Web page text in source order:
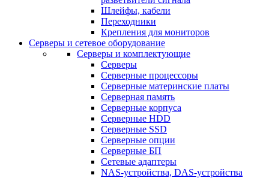
Шлейфы, кабели
Переходники
Крепления для мониторов
Серверы и сетевое оборудование
Серверы и комплектующие
Серверы
Серверные процессоры
Серверные материнские платы
Серверная память
Серверные корпуса
Серверные HDD
Серверные SSD
Серверные опции
Серверные БП
Сетевые адаптеры
NAS-устройства, DAS-устройства